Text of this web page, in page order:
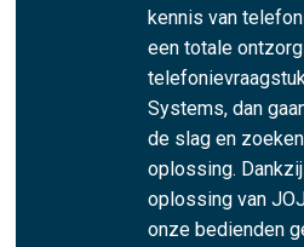
kennis van
een totale
Systems, dan
de slag en
oplossing.
oplossing van
onze bedienden